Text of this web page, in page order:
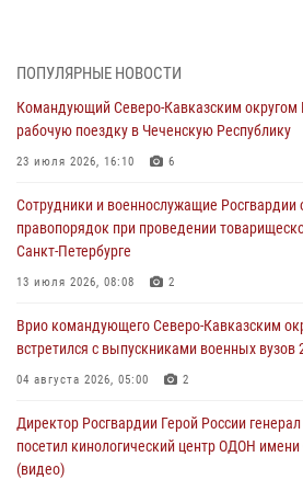
задержании подозреваемых в похищении
вымогательстве (видео)
06 августа 2026, 07:09
Сотрудники и военнослужащие Росгвардии
правопорядок при проведении матча
Санкт-Петербурге
06 августа 2026, 07:03
В Грозном военнослужащие Росгвардии
всероссийской донорской акции «От сердца
06 августа 2026, 06:30
В Бурятии и Приамурье росгвардейцы
незаконном обороте наркотиков
06 августа 2026, 06:15
ПОПУЛЯРНЫЕ НОВОСТИ
Командующий Северо-Кавказским округом
рабочую поездку в Чеченскую Республику
23 июля 2026, 16:10 6
Сотрудники и военнослужащие Росгвардии
правопорядок при проведении
Санкт-Петербурге
13 июля 2026, 08:08 2
Врио командующего Северо-Кавказским
встретился с выпускниками военных вузов
04 августа 2026, 05:00 2
Директор Росгвардии Герой России
посетил кинологический центр ОДОН
(видео)